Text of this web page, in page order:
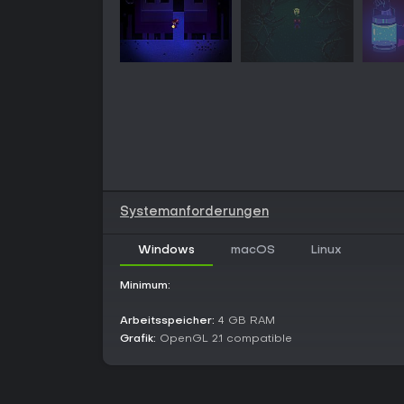
Systemanforderungen
Windows macOS Linux
Minimum:
Arbeitsspeicher: 4 GB RAM
Grafik: OpenGL 2.1 compatible